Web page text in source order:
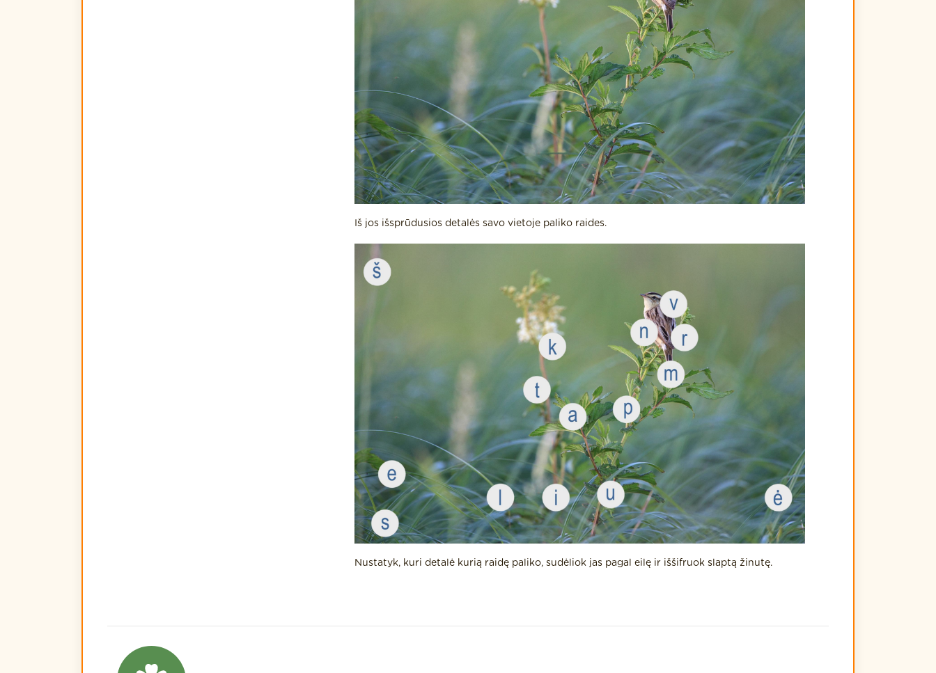
Iš jos išsprūdusios detalės savo vietoje paliko raides.
Nustatyk, kuri detalė kurią raidę paliko, sudėliok jas pagal eilę ir iššifruok slaptą žinutę.